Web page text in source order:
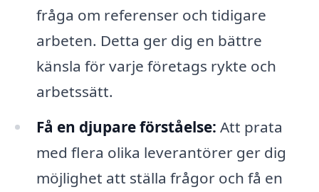
fråga om referenser och tidigare
arbeten. Detta ger dig en bättre
känsla för varje företags rykte och
arbetssätt.
Få en djupare förståelse: Att prata
med flera olika leverantörer ger dig
möjlighet att ställa frågor och få en